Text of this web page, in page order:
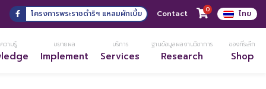
โครงการพระราชดำริฯ แหลมผักเบี้ย Contact 0 ไทย
วามรู้ ขยายผล
Implement
บริการ
Services
ฐานข้อมูลผลงานวิชาการ
Research
ของที่ระลึก
Shop